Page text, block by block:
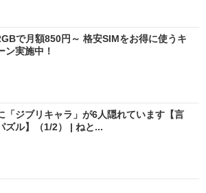
で月額850円～ 格安SIMをお得に使うキ
ン実施中！
「ジブリキャラ」が6人隠れています【言
ズル】（1/2） | ねと...